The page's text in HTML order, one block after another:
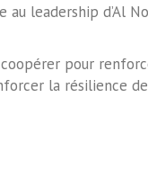
au leadership d’Al
pour
la résilience